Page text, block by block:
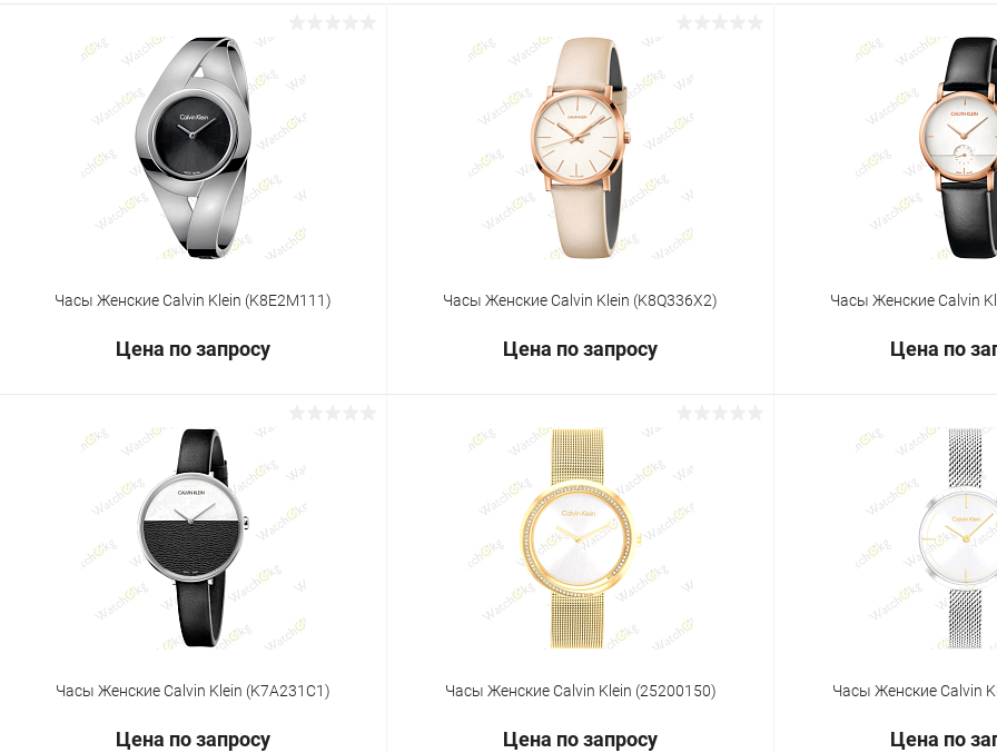
Часы Женские Calvin Klein (K8E2M111)
Цена по запросу
Запросить цену
Купить в 1 клик Сравнение
Под заказ
Часы Женские Calvin Klein (K8Q336X2)
Цена по запросу
Запросить цену
Купить в 1 клик Сравнение
Под заказ
Часы Женские Calvin
Цена по
Купить в 1 клик
Часы Женские Calvin Klein (K7A231C1)
Цена по запросу
Часы Женские Calvin Klein (25200150)
Цена по запросу
Часы Женские Calvin
Цена по